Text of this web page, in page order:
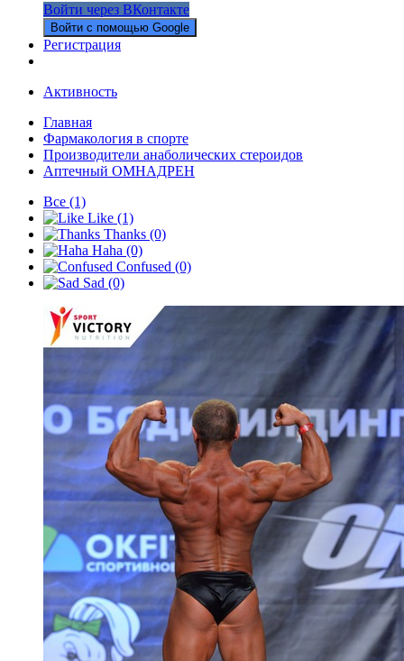
Войти через ВКонтакте
Войти с помощью Google
Регистрация
Активность
Главная
Фармакология в спорте
Производители анаболических стероидов
Аптечный ОМНАДРЕН
Все (1)
Like (1)
Thanks (0)
Haha (0)
Confused (0)
Sad (0)